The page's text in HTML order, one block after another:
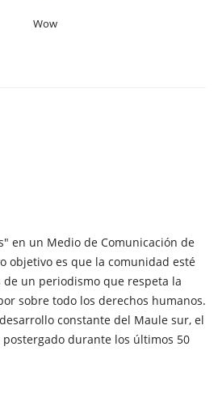
Wow
en un Medio de Comunicación de
objetivo es que la comunidad esté
un periodismo que respeta la
sobre todo los derechos humanos.
constante del Maule sur, el
durante los últimos 50